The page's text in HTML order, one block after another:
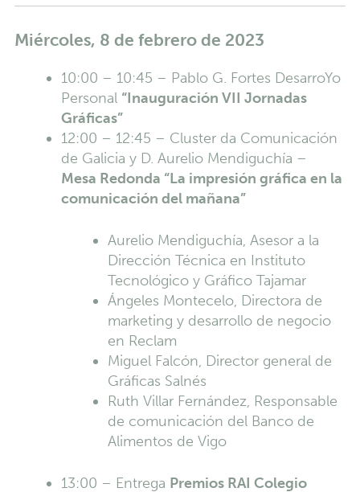
Miércoles, 8 de febrero de 2023
10:00 – 10:45 – Pablo G. Fortes DesarroYo
Personal “Inauguración VII Jornadas
Gráficas”
12:00 – 12:45 – Cluster da Comunicación
de Galicia y D. Aurelio Mendiguchía –
Mesa Redonda “La impresión gráfica en la
comunicación del mañana”
Aurelio Mendiguchía, Asesor a la
Dirección Técnica en Instituto
Tecnológico y Gráfico Tajamar
Ángeles Montecelo, Directora de
marketing y desarrollo de negocio
en Reclam
Miguel Falcón, Director general de
Gráficas Salnés
Ruth Villar Fernández, Responsable
de comunicación del Banco de
Alimentos de Vigo
13:00 – Entrega Premios RAI Colegio